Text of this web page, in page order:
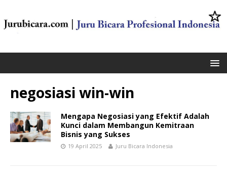
negosiasi win-win
Mengapa Negosiasi yang Efektif Adalah
Kunci dalam Membangun Kemitraan
Bisnis yang Sukses
19 April 2025 Juru Bicara Indonesia